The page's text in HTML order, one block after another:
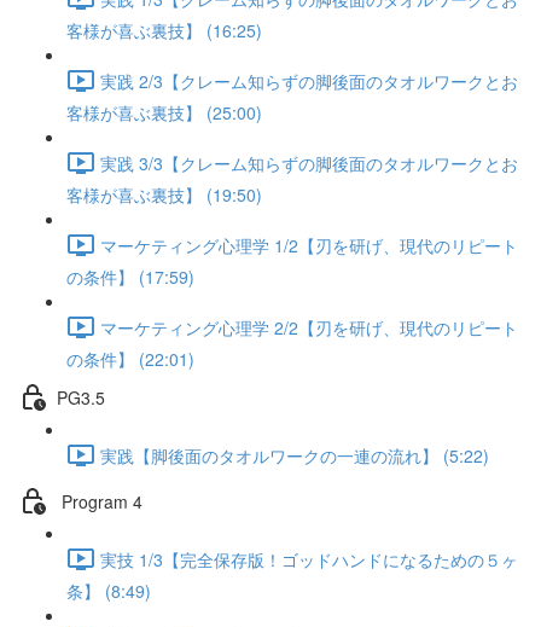
客様が喜ぶ裏技】 (16:25)
実践 2/3【クレーム知らずの脚後面のタオルワークとお
客様が喜ぶ裏技】 (25:00)
実践 3/3【クレーム知らずの脚後面のタオルワークとお
客様が喜ぶ裏技】 (19:50)
マーケティング心理学 1/2【刃を研げ、現代のリピート
の条件】 (17:59)
マーケティング心理学 2/2【刃を研げ、現代のリピート
の条件】 (22:01)
PG3.5
実践【脚後面のタオルワークの一連の流れ】 (5:22)
Program 4
実技 1/3【完全保存版！ゴッドハンドになるための５ヶ
条】 (8:49)